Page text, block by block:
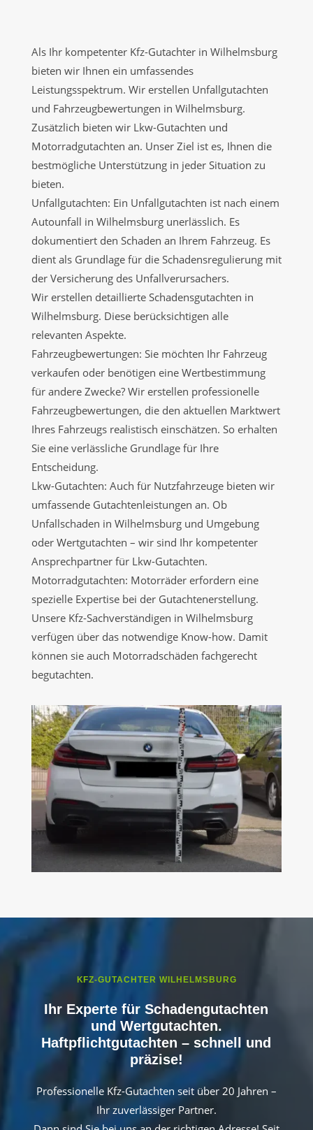
Als Ihr kompetenter Kfz-Gutachter in Wilhelmsburg
bieten wir Ihnen ein umfassendes
Leistungsspektrum. Wir erstellen Unfallgutachten
und Fahrzeugbewertungen in Wilhelmsburg.
Zusätzlich bieten wir Lkw-Gutachten und
Motorradgutachten an. Unser Ziel ist es, Ihnen die
bestmögliche Unterstützung in jeder Situation zu
bieten.
Unfallgutachten: Ein Unfallgutachten ist nach einem
Autounfall in Wilhelmsburg unerlässlich. Es
dokumentiert den Schaden an Ihrem Fahrzeug. Es
dient als Grundlage für die Schadensregulierung mit
der Versicherung des Unfallverursachers.
Wir erstellen detaillierte Schadensgutachten in
Wilhelmsburg. Diese berücksichtigen alle
relevanten Aspekte.
Fahrzeugbewertungen: Sie möchten Ihr Fahrzeug
verkaufen oder benötigen eine Wertbestimmung
für andere Zwecke? Wir erstellen professionelle
Fahrzeugbewertungen, die den aktuellen Marktwert
Ihres Fahrzeugs realistisch einschätzen. So erhalten
Sie eine verlässliche Grundlage für Ihre
Entscheidung.
Lkw-Gutachten: Auch für Nutzfahrzeuge bieten wir
umfassende Gutachtenleistungen an. Ob
Unfallschaden in Wilhelmsburg und Umgebung
oder Wertgutachten – wir sind Ihr kompetenter
Ansprechpartner für Lkw-Gutachten.
Motorradgutachten: Motorräder erfordern eine
spezielle Expertise bei der Gutachtenerstellung.
Unsere Kfz-Sachverständigen in Wilhelmsburg
verfügen über das notwendige Know-how. Damit
können sie auch Motorradschäden fachgerecht
begutachten.
KFZ-GUTACHTER WILHELMSBURG
Ihr Experte für Schadengutachten
und Wertgutachten.
Haftpflichtgutachten – schnell und
präzise!
Professionelle Kfz-Gutachten seit über 20 Jahren –
Ihr zuverlässiger Partner.